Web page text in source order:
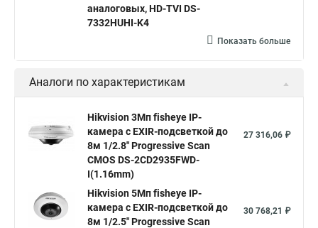
Видеокамеры hikvision ds
Камера Hikvision ds 2ce16d8t
Видеокамера hikvision hiwatch
Камера Hikvision ds 2cd2442fwd
Уличная камера Hikvision ip camera
Hikvision поворотная камера Hikvision купольная
Нikvision микрофон Hikvision поворотная
Hikvision порты
аналоговых, HD-TVI DS-
7332HUHI-K4
Показать больше
Аналоги по характеристикам
Hikvision 3Мп fisheye IP-
камера c EXIR-подсветкой до
8м 1/2.8" Progressive Scan
CMOS DS-2CD2935FWD-
I(1.16mm)
27 316,06 ₽
Hikvision 5Мп fisheye IP-
камера c EXIR-подсветкой до
8м 1/2.5" Progressive Scan
30 768,21 ₽